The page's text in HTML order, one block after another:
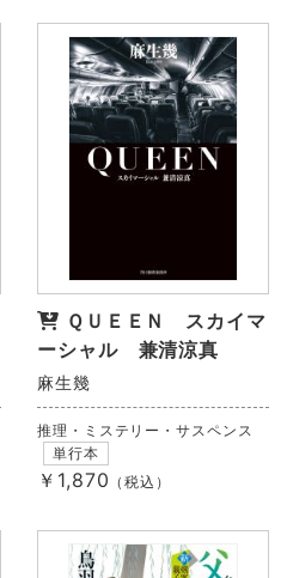
ＱＵＥＥＮ スカイマ
ーシャル 兼清涼真
麻生幾
推理・ミステリー・サスペンス
単行本
￥1,870 （税込）